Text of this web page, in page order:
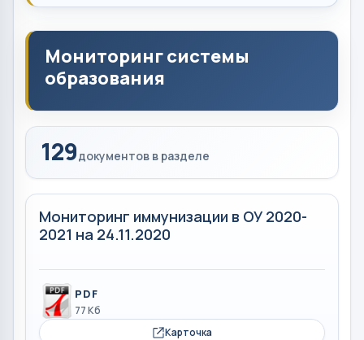
Мониторинг системы
образования
129документов в разделе
Мониторинг иммунизации в ОУ 2020-
2021 на 24.11.2020
PDF
77 Кб
Карточка